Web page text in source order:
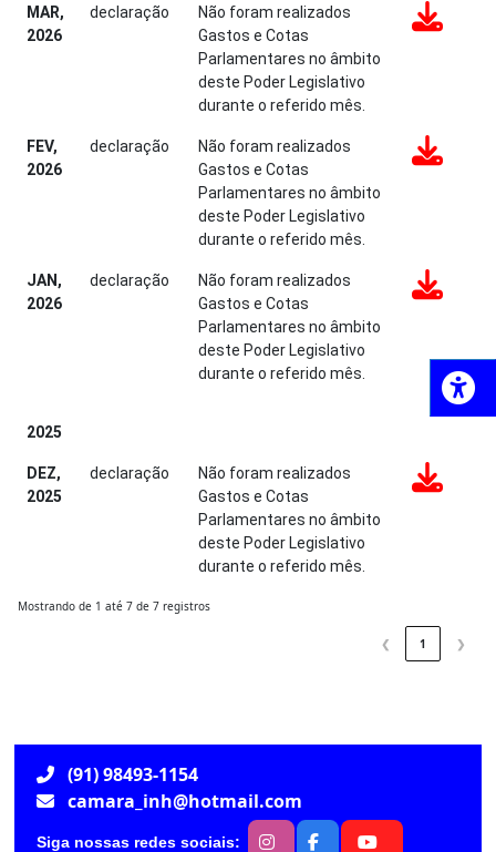
MAR,
2026
declaração
Não foram realizados
Gastos e Cotas
Parlamentares no âmbito
deste Poder Legislativo
durante o referido mês.
FEV,
2026
declaração
Não foram realizados
Gastos e Cotas
Parlamentares no âmbito
deste Poder Legislativo
durante o referido mês.
JAN,
2026
declaração
Não foram realizados
Gastos e Cotas
Parlamentares no âmbito
deste Poder Legislativo
durante o referido mês.
2025
DEZ,
2025
declaração
Não foram realizados
Gastos e Cotas
Parlamentares no âmbito
deste Poder Legislativo
durante o referido mês.
Mostrando de 1 até 7 de 7 registros
❮ 1 ❯
(91) 98493-1154
camara_inh@hotmail.com
Siga nossas redes sociais: